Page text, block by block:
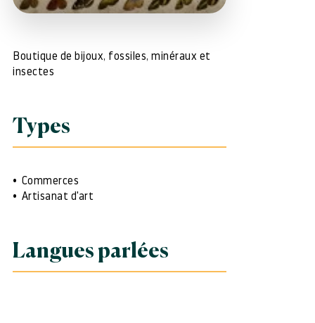
Boutique de bijoux, fossiles, minéraux et
insectes
Types
Commerces
Artisanat d'art
Langues parlées